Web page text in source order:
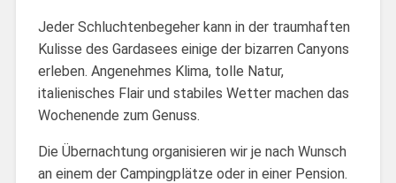
Jeder Schluchtenbegeher kann in der traumhaften
Kulisse des Gardasees einige der bizarren Canyons
erleben. Angenehmes Klima, tolle Natur,
italienisches Flair und stabiles Wetter machen das
Wochenende zum Genuss.
Die Übernachtung organisieren wir je nach Wunsch
an einem der Campingplätze oder in einer Pension.